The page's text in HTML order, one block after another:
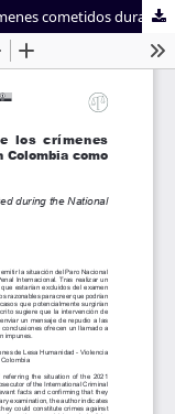
Persecución penal internacional de los crímenes cometidos durante el Paro Nacional en Colombia como salvaguarda de la democracia